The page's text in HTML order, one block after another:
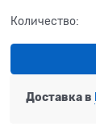
Количество:
Доставка в